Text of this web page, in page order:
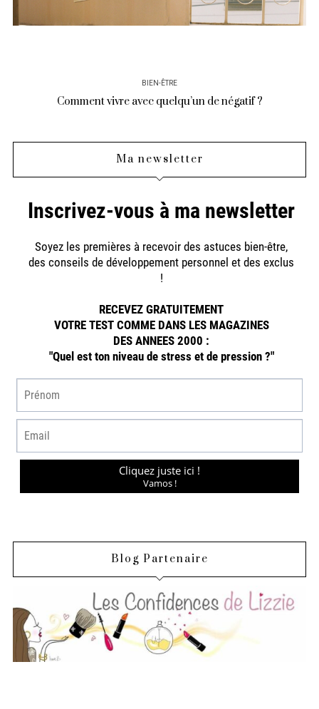
BIEN-ÊTRE
Comment vivre avec quelqu’un de négatif ?
Ma newsletter
Blog Partenaire